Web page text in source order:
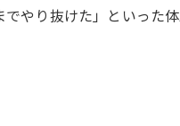
やり抜けた」といった